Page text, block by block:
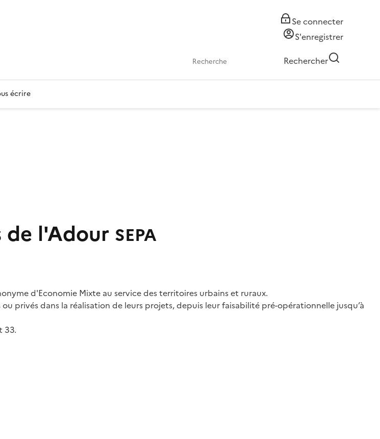
Se connecter
S'enregistrer
Rechercher
écrire
de l'Adour SEPA
d'Economie Mixte au service des territoires urbains et ruraux.
privés dans la réalisation de leurs projets, depuis leur faisabilité pré-opérationnelle jusqu’à
33.